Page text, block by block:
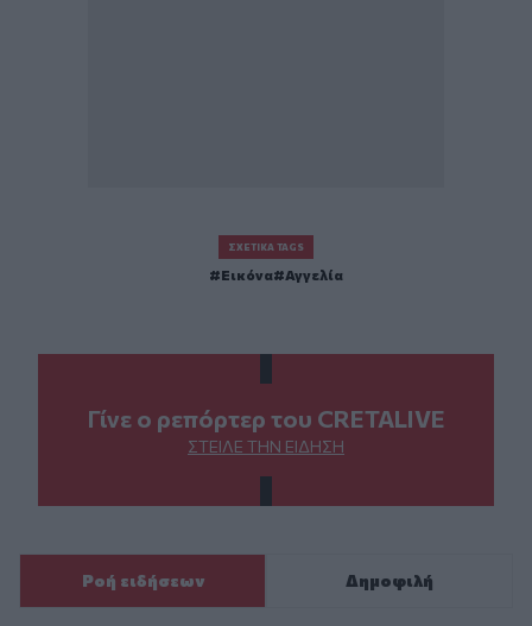
ΣΧΕΤΙΚΆ TAGS
Εικόνα Αγγελία
Γίνε ο ρεπόρτερ του CRETALIVE
ΣΤΕΊΛΕ ΤΗΝ ΕΊΔΗΣΗ
Ροή ειδήσεων Δημοφιλή